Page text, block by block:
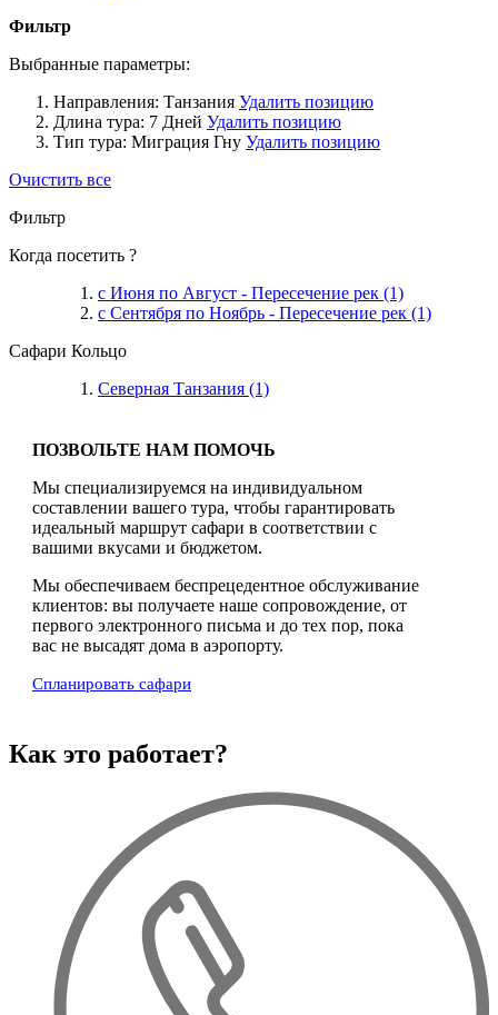
Фильтр
Выбранные параметры:
Направления: Танзания Удалить позицию
Длина тура: 7 Дней Удалить позицию
Тип тура: Миграция Гну Удалить позицию
Очистить все
Фильтр
Когда посетить ?
с Июня по Август - Пересечение рек (1)
с Сентября по Ноябрь - Пересечение рек (1)
Сафари Кольцо
Северная Танзания (1)
ПОЗВОЛЬТЕ НАМ ПОМОЧЬ
Мы специализируемся на индивидуальном
составлении вашего тура, чтобы гарантировать
идеальный маршрут сафари в соответствии с
вашими вкусами и бюджетом.
Мы обеспечиваем беспрецедентное обслуживание
клиентов: вы получаете наше сопровождение, от
первого электронного письма и до тех пор, пока
вас не высадят дома в аэропорту.
Спланировать сафари
Как это работает?